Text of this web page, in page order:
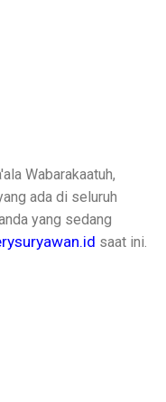
Wabarakaatuh,
ada di seluruh
yang sedang
saat ini.